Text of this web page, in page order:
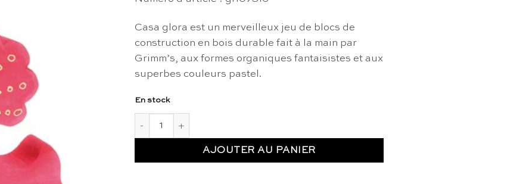
Casa glora est un merveilleux jeu de blocs de
construction en bois durable fait à la main par
Grimm’s, aux formes organiques fantaisistes et aux
superbes couleurs pastel.
En stock
AJOUTER AU PANIER